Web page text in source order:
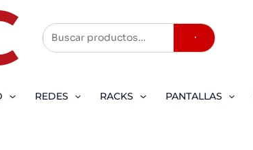
Buscar
REDES RACKS PANTALLAS